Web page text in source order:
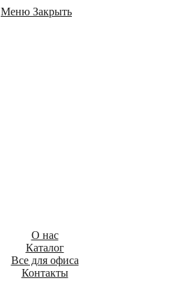
Меню Закрыть
О нас
Каталог
Все для офиса
Контакты